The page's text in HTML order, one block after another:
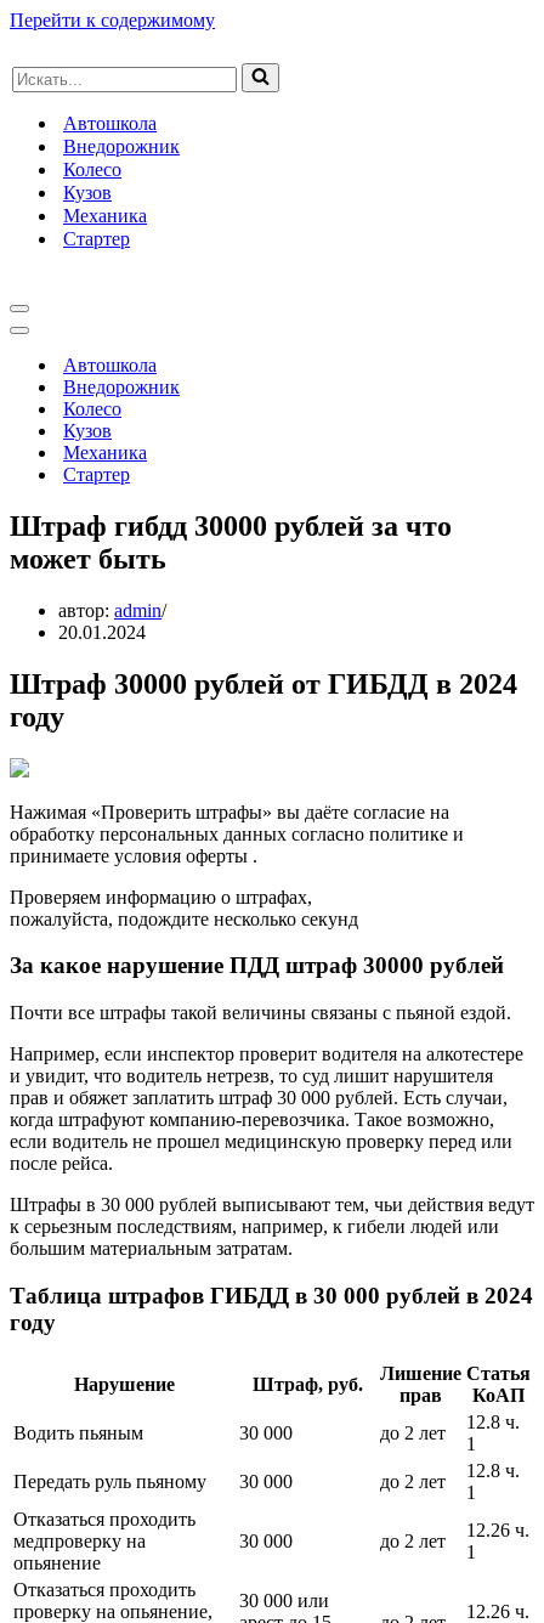
Перейти к содержимому
Искать...
Автошкола
Внедорожник
Колесо
Кузов
Механика
Стартер
Меню
навигации
Меню
навигацииАвтошкола
Внедорожник
Колесо
Кузов
Механика
Стартер
Штраф гибдд 30000 рублей за что
может быть
автор: admin
20.01.2024
Штраф 30000 рублей от ГИБДД в 2024
году
Нажимая «Проверить штрафы» вы даёте согласие на
обработку персональных данных согласно политике и
принимаете условия оферты .
Проверяем информацию о штрафах,
пожалуйста, подождите несколько секунд
За какое нарушение ПДД штраф 30000 рублей
Почти все штрафы такой величины связаны с пьяной ездой.
Например, если инспектор проверит водителя на алкотестере
и увидит, что водитель нетрезв, то суд лишит нарушителя
прав и обяжет заплатить штраф 30 000 рублей. Есть случаи,
когда штрафуют компанию-перевозчика. Такое возможно,
если водитель не прошел медицинскую проверку перед или
после рейса.
Штрафы в 30 000 рублей выписывают тем, чьи действия ведут
к серьезным последствиям, например, к гибели людей или
большим материальным затратам.
Таблица штрафов ГИБДД в 30 000 рублей в 2024
году
Нарушение Штраф, руб.
Лишение
прав
Статья
КоАП
Водить пьяным
30 000 до 2 лет
12.8 ч.
1
Передать руль пьяному
30 000 до 2 лет
12.8 ч.
1
Отказаться проходить
медпроверку на
опьянение
30 000 до 2 лет
12.26 ч.
1
Отказаться проходить
проверку на опьянение,
30 000 или
12.26 ч.